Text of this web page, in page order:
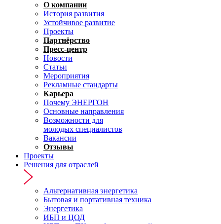
О компании
История развития
Устойчивое развитие
Проекты
Партнёрство
Пресс-центр
Новости
Статьи
Мероприятия
Рекламные стандарты
Карьера
Почему ЭНЕРГОН
Основные направления
Возможности для
молодых специалистов
Вакансии
Отзывы
Проекты
Решения для отраслей
Альтернативная энергетика
Бытовая и портативная техника
Энергетика
ИБП и ЦОД